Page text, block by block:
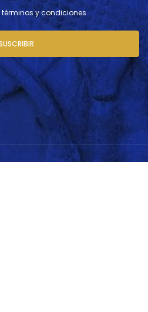
y condiciones .